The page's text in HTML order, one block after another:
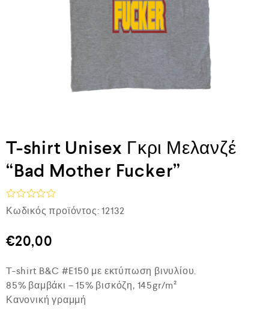
T-shirt Unisex Γκρι Μελανζέ
“Bad Mother Fucker”
Β
α
μ
ο
γ
ή
θ
η
Κωδικός προϊόντος: 12132
€20,00
T-shirt B&C #E150 με εκτύπωση βινυλίου.
85% βαμβάκι – 15% βισκόζη, 145gr/m²
Κανονική γραμμή